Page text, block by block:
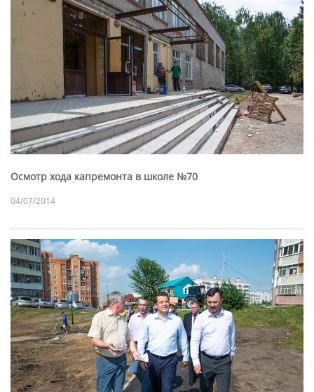
Осмотр хода капремонта в школе №70
04/07/2014